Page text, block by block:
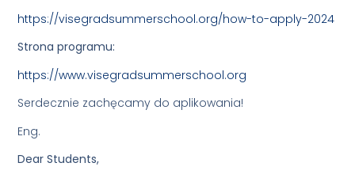
https://visegradsummerschool.org/how-to-apply-2024
Strona programu:
https://www.visegradsummerschool.org
Serdecznie zachęcamy do aplikowania!
Eng.
Dear Students,